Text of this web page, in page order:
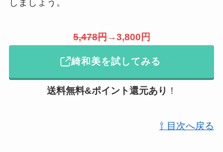
5,478円→3,800円
綺和美を試してみる
送料無料&ポイント還元あり ！
⇧ 目次へ戻る